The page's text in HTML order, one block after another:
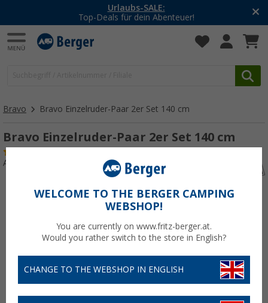
Urlaubs-SALE:
Top-Deals für dein Abenteuer!
Bravo Bravo Einzelruder-Paar 2er Set 140 cm
Bravo Einzelruder-Paar 2er Set 140 cm
Art.-Nr.: 840480
WELCOME TO THE BERGER CAMPING
WEBSHOP!
You are currently on www.fritz-berger.at.
Would you rather switch to the store in English?
CHANGE TO THE WEBSHOP IN ENGLISH